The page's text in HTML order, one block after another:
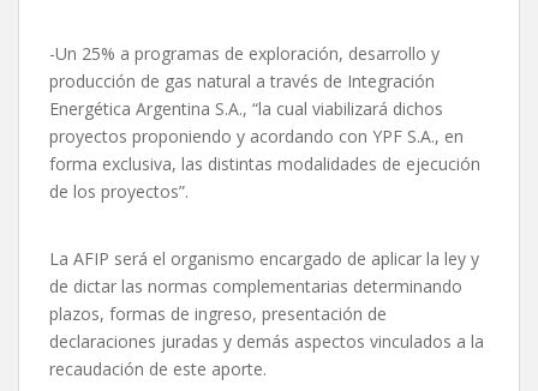
-Un 25% a programas de exploración, desarrollo y
producción de gas natural a través de Integración
Energética Argentina S.A., “la cual viabilizará dichos
proyectos proponiendo y acordando con YPF S.A., en
forma exclusiva, las distintas modalidades de ejecución
de los proyectos”.
La AFIP será el organismo encargado de aplicar la ley y
de dictar las normas complementarias determinando
plazos, formas de ingreso, presentación de
declaraciones juradas y demás aspectos vinculados a la
recaudación de este aporte.